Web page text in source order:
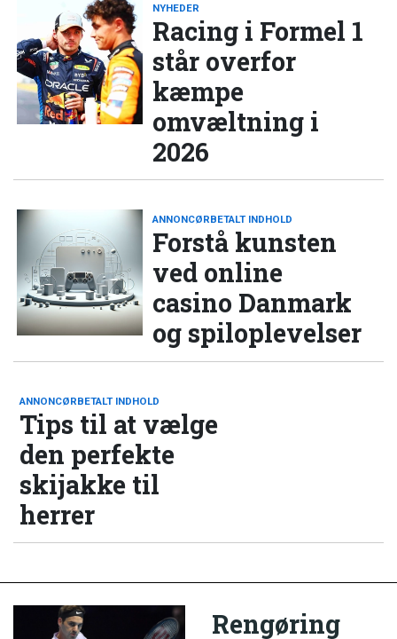
NYHEDER
Racing i Formel 1
står overfor
kæmpe
omvæltning i
2026
ANNONCØRBETALT INDHOLD
Forstå kunsten
ved online
casino Danmark
og spiloplevelser
ANNONCØRBETALT INDHOLD
Tips til at vælge
den perfekte
skijakke til
herrer
Rengøring